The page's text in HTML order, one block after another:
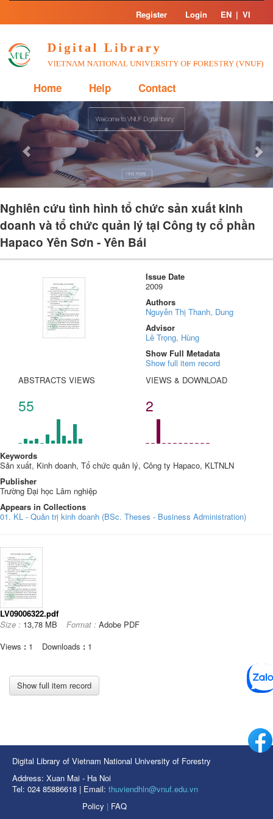
Skip
Register Login EN | VI
Home Help Contact
Previous
Nghiên cứu tình hình tổ chức sản xuất kinh
doanh và tổ chức quản lý tại Công ty cổ phần
Hapaco Yên Sơn - Yên Bái
Issue Date
2009
Authors
Nguyễn Thị Thanh, Dung
Advisor
Lê Trọng, Hùng
Show Full Metadata
Show full item record
ABSTRACTS VIEWS
55
VIEWS & DOWNLOAD
2
Keywords
Sản xuất, Kinh doanh, Tổ chức quản lý, Công ty Hapaco, KLTNLN
Publisher
Trường Đại học Lâm nghiệp
Appears in Collections
01. KL - Quản trị kinh doanh (BSc. Theses - Business Administration)
LV09006322.pdf
Size : 13,78 MB Format : Adobe PDF
Views : 1 Downloads : 1
Show full item record
Digital Library of Vietnam National University of Forestry
Address: Xuan Mai - Ha Noi
Tel: 024 85886618 | Email: thuviendhln@vnuf.edu.vn
Policy | FAQ